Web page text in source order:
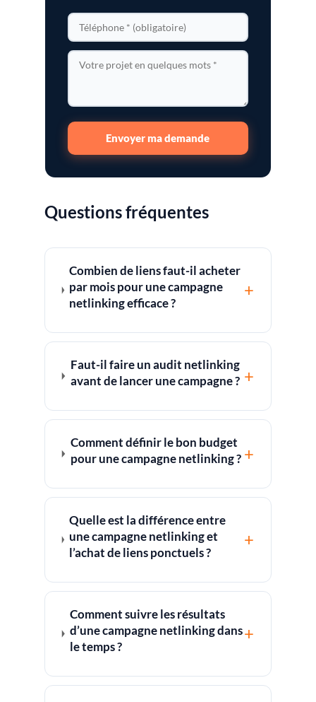
Envoyer ma demande
Questions fréquentes
Combien de liens faut-il acheter
par mois pour une campagne
netlinking efficace ?
+
Faut-il faire un audit netlinking
avant de lancer une campagne ? +
Comment définir le bon budget
pour une campagne netlinking ? +
Quelle est la différence entre
une campagne netlinking et
l’achat de liens ponctuels ?
+
Comment suivre les résultats
d’une campagne netlinking dans
le temps ?
+